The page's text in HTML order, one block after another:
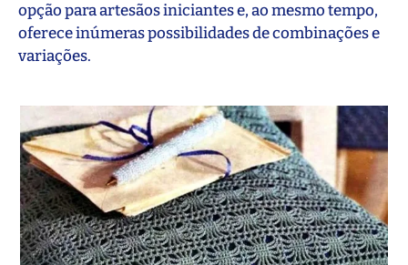
opção para artesãos iniciantes e, ao mesmo tempo,
oferece inúmeras possibilidades de combinações e
variações.